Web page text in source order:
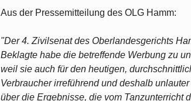
Aus der Pressemitteilung des OLG Hamm:
"Der 4. Zivilsenat des Oberlandesgerichts
Beklagte habe die betreffende Werbung zu
weil sie auch für den heutigen,
Verbraucher irreführend und deshalb
über die Ergebnisse, die vom Tanzunterricht